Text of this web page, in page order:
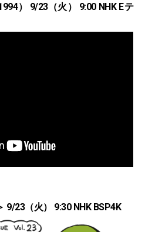
） 9/23（火） 9:00 NHK Eテ
9/23（火） 9:30 NHK BSP4K